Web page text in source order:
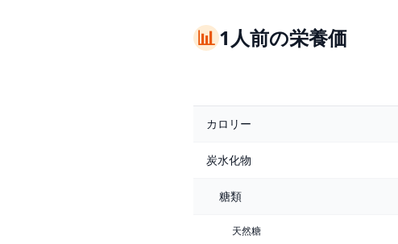
📊1人前の栄養価
カロリー
炭水化物
糖類
天然糖